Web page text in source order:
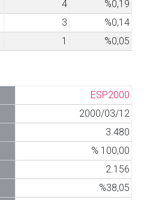
4
%0,19
3
%0,14
1 %0,05
ESP2000
2000/03/12
3.480
% 100,00
2.156
%38,05